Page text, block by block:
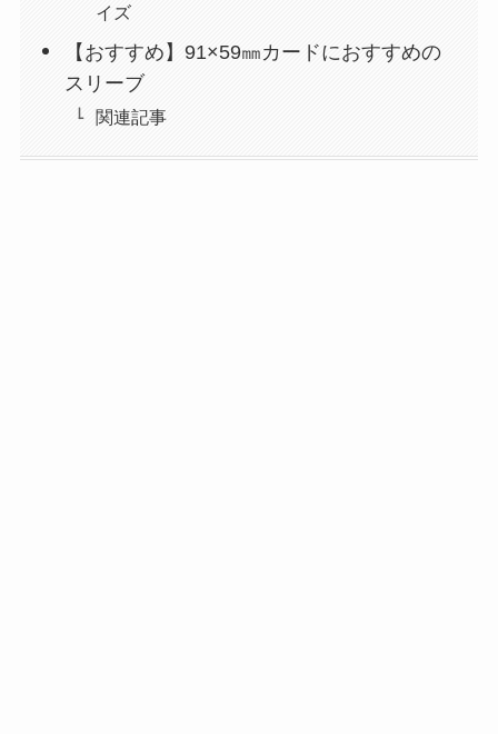
イズ
【おすすめ】91×59㎜カードにおすすめの
スリーブ
関連記事